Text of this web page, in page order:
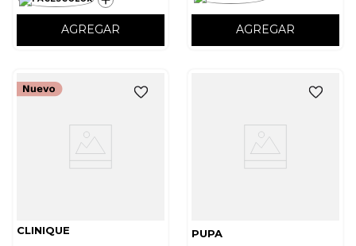
AGREGAR AGREGAR
CLINIQUE
PUPA